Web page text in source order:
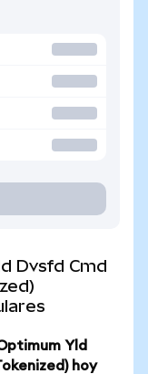
Dvsfd Cmd
Yld
hoy